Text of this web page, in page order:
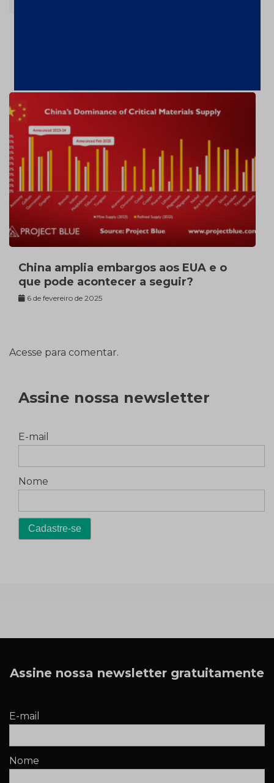
China amplia embargos aos EUA e o
que pode acontecer a seguir?
6 de fevereiro de 2025
Acesse para comentar.
Assine nossa newsletter
E-mail
Nome
Assine nossa newsletter gratuitamente
E-mail
Nome